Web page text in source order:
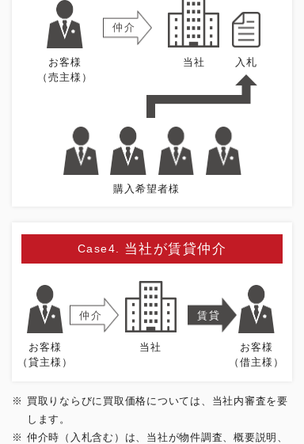
お客様
（売主様）
仲介
当社 入札
購入希望者様
Case4. 当社が賃貸仲介
お客様
（貸主様）
仲介
当社
賃貸
お客様
（借主様）
買取りならびに買取価格については、当社内審査を要
します。
仲介時（入札含む）は、当社が物件調査、概要説明、